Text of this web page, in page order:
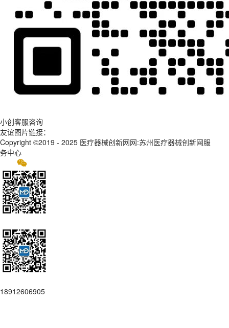
小创客服咨询
友谊图片链接：
Copyright ©2019 - 2025 医疗器械创新网网:苏州医疗器械创新网服
务中心
18912606905